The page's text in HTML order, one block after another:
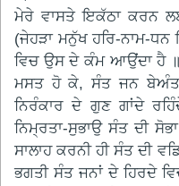
ਮੇਰੇ ਵਾਸਤੇ ਇਕੱਠਾ ਕਰਨ
(ਜੇਹੜਾ ਮਨੁੱਖ ਹਰਿ-ਨਾਮ-
ਵਿਚ ਉਸ ਦੇ ਕੰਮ ਆਉਂਦਾ ਹੈ
ਮਸਤ ਹੋ ਕੇ, ਸੰਤ ਜਨ
ਨਿਰੰਕਾਰ ਦੇ ਗੁਣ ਗਾਂਦੇ
ਨਿਮ੍ਰਤਾ-ਸੁਭਾਉ ਸੰਤ ਦੀ
ਸਾਲਾਹ ਕਰਨੀ ਹੀ ਸੰਤ ਦੀ
ਭਗਤੀ ਸੰਤ ਜਨਾਂ ਦੇ ਹਿਰਦੇ